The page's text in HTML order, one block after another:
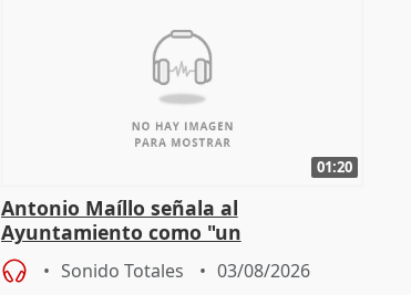
01:20
Antonio Maíllo señala al
Ayuntamiento como "un
especulador más" sobre viviendas de
Jiménez Becerril
Sonido Totales 03/08/2026